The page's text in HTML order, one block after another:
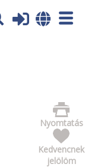
itt:
Nyomtatás
Kedvencnek
jelölöm